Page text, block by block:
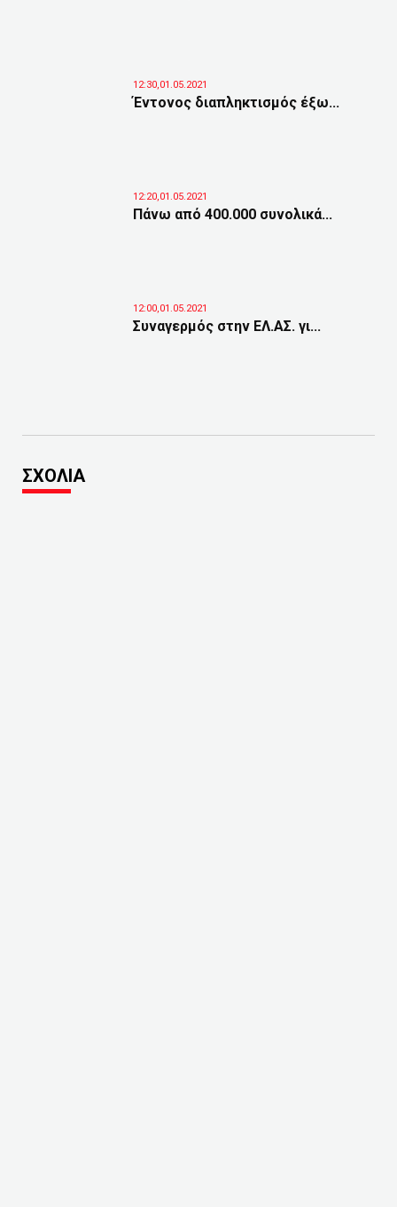
12:30,01.05.2021
Έντονος διαπληκτισμός έξω...
12:20,01.05.2021
Πάνω από 400.000 συνολικά...
12:00,01.05.2021
Συναγερμός στην ΕΛ.ΑΣ. γι...
ΣΧΟΛΙΑ